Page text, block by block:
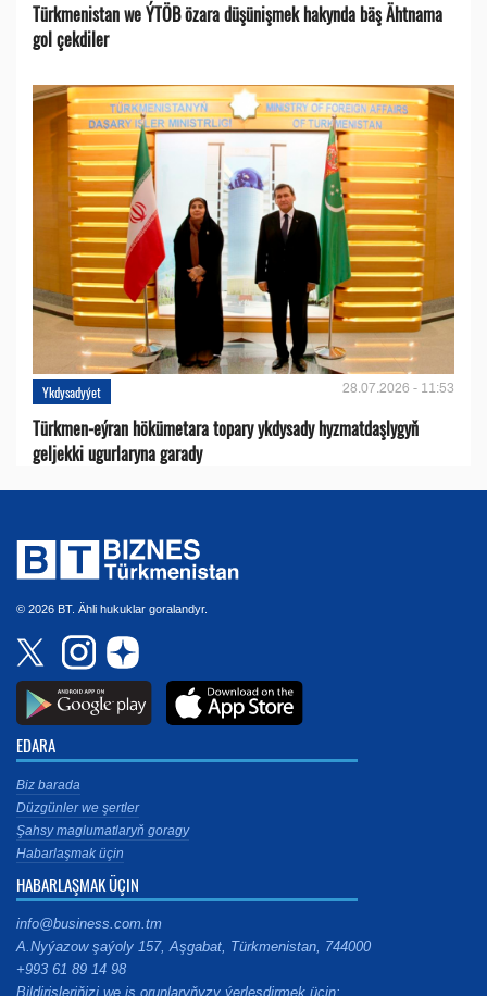
Türkmenistan we ÝTÖB özara düşünişmek hakynda bäş Ähtnama
gol çekdiler
Ykdysadyýet 28.07.2026 - 11:53
Türkmen-eýran hökümetara topary ykdysady hyzmatdaşlygyň
geljekki ugurlaryna garady
© 2026 BT. Ähli hukuklar goralandyr.
EDARA
Biz barada
Düzgünler we şertler
Şahsy maglumatlaryň goragy
Habarlaşmak üçin
HABARLAŞMAK ÜÇIN
info@business.com.tm
A.Nyýazow şaýoly 157, Aşgabat, Türkmenistan, 744000
+993 61 89 14 98
Bildirişleriňizi we iş orunlaryňyzy ýerleşdirmek üçin: